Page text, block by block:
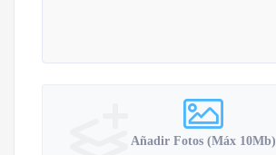
Añadir Fotos (Máx 10Mb)